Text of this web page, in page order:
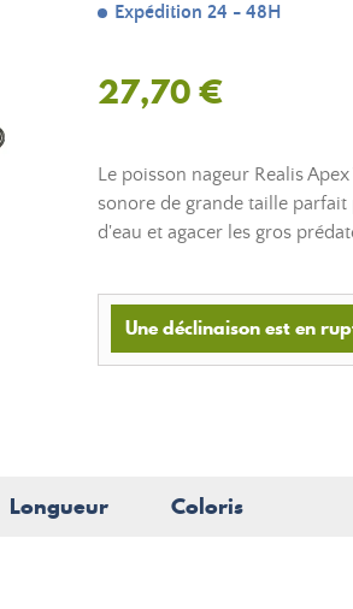
Expédition 24 - 48H
27,70 €
Le poisson nageur Realis
sonore de grande taille
d'eau et agacer les gros
Une déclinaison est en
Longueur Coloris